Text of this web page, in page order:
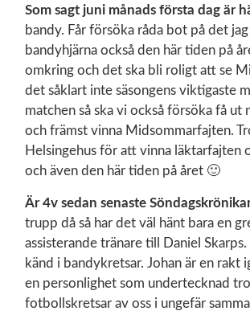
Som sagt juni månads första dag är
bandy. Får försöka råda bot på det
bandyhjärna också den här tiden på
omkring och det ska bli roligt att se
det såklart inte säsongens viktigaste
matchen så ska vi också försöka få
och främst vinna Midsommarfajten.
Helsingehus för att vinna läktarfajten
och även den här tiden på året 🙂
Är 4v sedan senaste
trupp då så har det väl hänt bara en
assisterande tränare till Daniel
känd i bandykretsar. Johan är en
en personlighet som undertecknad
fotbollskretsar av oss i ungefär